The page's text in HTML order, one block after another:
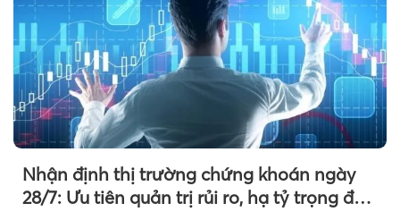
Nhận định thị trường chứng khoán ngày
28/7: Ưu tiên quản trị rủi ro, hạ tỷ trọng đòn